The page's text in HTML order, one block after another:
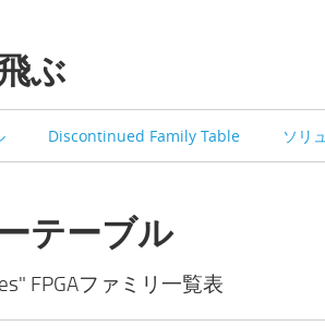
ぶ
Discontinued Family Table ソリ
テーブル
FPGAファミリ一覧表